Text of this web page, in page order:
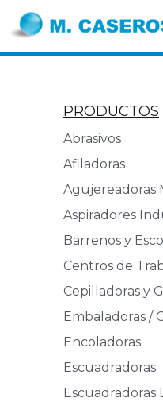
PRODUCTOS
Abrasivos
Afiladoras
Agujereadoras
Aspiradores
Barrenos y
Centros de
Cepilladoras y
Embaladoras /
Encoladoras
Escuadradoras
Escuadradoras